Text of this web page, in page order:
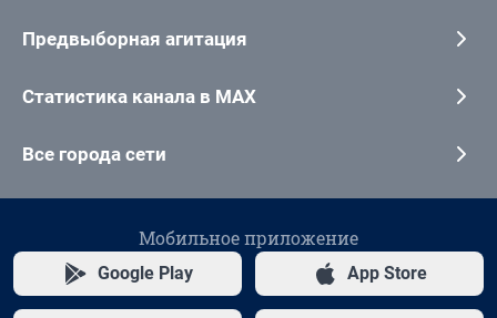
Предвыборная агитация
Статистика канала в MAX
Все города сети
Мобильное приложение
Google Play App Store